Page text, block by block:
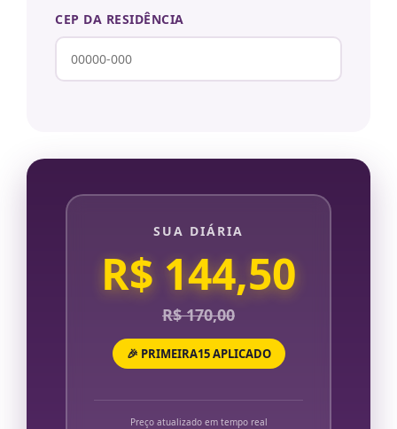
CEP DA RESIDÊNCIA
SUA DIÁRIA
R$ 144,50
R$ 170,00
🎉 PRIMEIRA15 APLICADO
Preço atualizado em tempo real